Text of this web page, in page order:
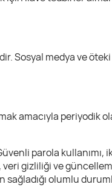
Sosyal medya ve öteki
amacıyla periyodik
parola kullanımı,
veri gizliliği ve
olumlu